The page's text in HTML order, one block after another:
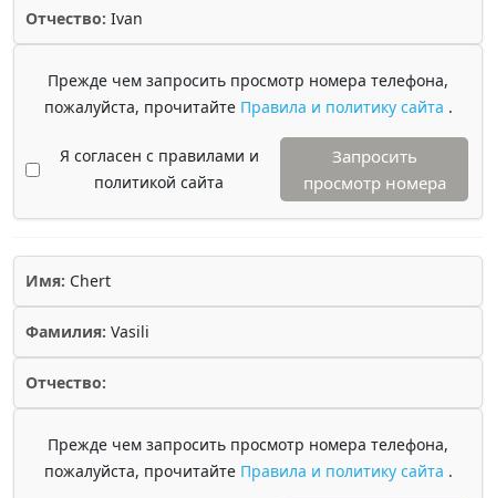
Отчество: Ivan
Прежде чем запросить просмотр номера телефона,
пожалуйста, прочитайте Правила и политику сайта .
Я согласен с правилами и
политикой сайта
Запросить
просмотр номера
Имя: Chert
Фамилия: Vasili
Отчество:
Прежде чем запросить просмотр номера телефона,
пожалуйста, прочитайте Правила и политику сайта .